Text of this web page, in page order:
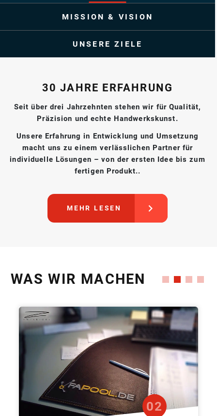
30 JAHRE ERFAHRUNG
Seit über drei Jahrzehnten stehen wir für Qualität,
Präzision und echte Handwerkskunst.
Unsere Erfahrung in Entwicklung und Umsetzung
macht uns zu einem verlässlichen Partner für
individuelle Lösungen – von der ersten Idee bis zum
fertigen Produkt..
MEHR LESEN
MISSION & VISION
UNSERE ZIELE
WAS WIR MACHEN
02